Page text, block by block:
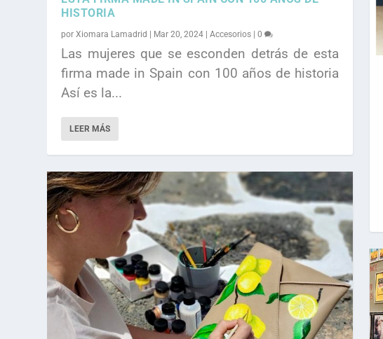
HISTORIA
porXiomara Lamadrid Mar 20, 2024 |Accesorios |0
Las mujeres que se esconden detrás de esta
firma made in Spain con 100 años de historia
Así es la...
LEER MÁS